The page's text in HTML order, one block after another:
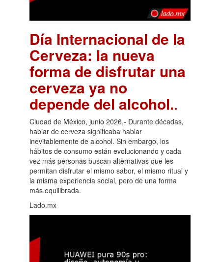
Día Internacional de la
Cerveza: la nueva
forma de disfrutar una
cerveza ya no
depende del alcohol..
Ciudad de México, junio 2026.- Durante décadas,
hablar de cerveza significaba hablar
inevitablemente de alcohol. Sin embargo, los
hábitos de consumo están evolucionando y cada
vez más personas buscan alternativas que les
permitan disfrutar el mismo sabor, el mismo ritual y
la misma experiencia social, pero de una forma
más equilibrada.
Lado.mx